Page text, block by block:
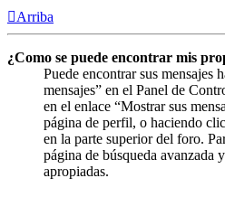
Arriba
¿Como se puede encontrar mis
Puede encontrar sus mensajes
mensajes” en el Panel de
en el enlace “Mostrar sus
página de perfil, o haciendo
en la parte superior del foro.
página de búsqueda avanzada
apropiadas.